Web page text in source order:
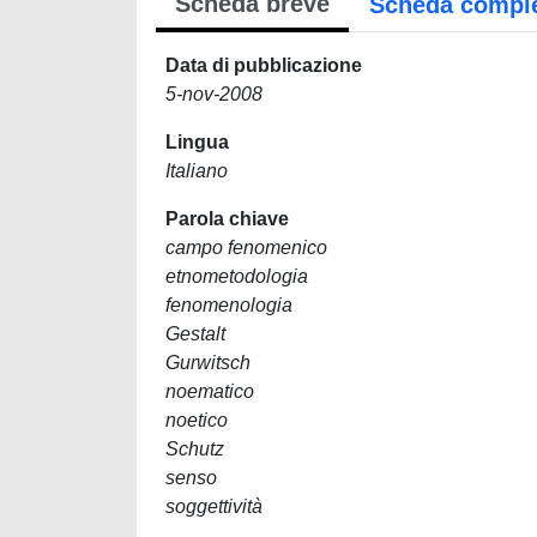
Data di pubblicazione
5-nov-2008
Lingua
Italiano
Parola chiave
campo fenomenico
etnometodologia
fenomenologia
Gestalt
Gurwitsch
noematico
noetico
Schutz
senso
soggettività